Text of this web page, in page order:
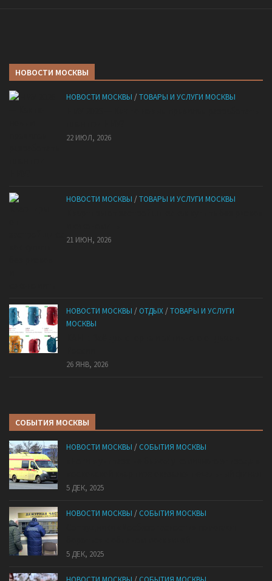
НОВОСТИ МОСКВЫ
НОВОСТИ МОСКВЫ /ТОВАРЫ И УСЛУГИ МОСКВЫ
22 ИЮЛ, 2026
НОВОСТИ МОСКВЫ /ТОВАРЫ И УСЛУГИ МОСКВЫ
21 ИЮН, 2026
НОВОСТИ МОСКВЫ / ОТДЫХ /ТОВАРЫ И УСЛУГИ
МОСКВЫ
26 ЯНВ, 2026
СОБЫТИЯ МОСКВЫ
НОВОСТИ МОСКВЫ / СОБЫТИЯ МОСКВЫ
5 ДЕК, 2025
НОВОСТИ МОСКВЫ / СОБЫТИЯ МОСКВЫ
5 ДЕК, 2025